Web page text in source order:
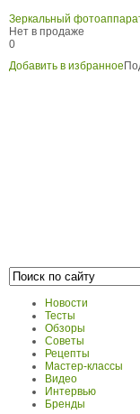
Зеркальный
Нет в продаже
0
Добавить в избранное
Новости
Тесты
Обзоры
Советы
Рецепты
Мастер-классы
Видео
Интервью
Бренды